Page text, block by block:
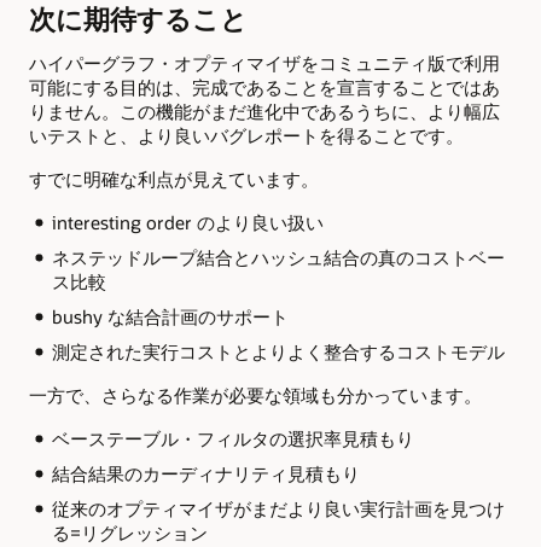
次に期待すること
ハイパーグラフ・オプティマイザをコミュニティ版で利用
可能にする目的は、完成であることを宣言することではあ
りません。この機能がまだ進化中であるうちに、より幅広
いテストと、より良いバグレポートを得ることです。
すでに明確な利点が見えています。
interesting order のより良い扱い
ネステッドループ結合とハッシュ結合の真のコストベー
ス比較
bushy な結合計画のサポート
測定された実行コストとよりよく整合するコストモデル
一方で、さらなる作業が必要な領域も分かっています。
ベーステーブル・フィルタの選択率見積もり
結合結果のカーディナリティ見積もり
従来のオプティマイザがまだより良い実行計画を見つけ
る=リグレッション